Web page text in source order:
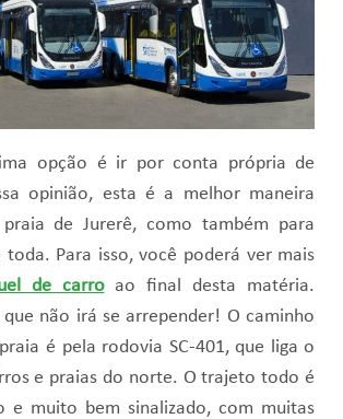
opção é ir por conta própria de
opinião, esta é a melhor maneira
de Jurerê, como também para
toda. Para isso, você poderá ver mais
de carroao final desta matéria.
que não irá se arrepender! O caminho
é pela rodovia SC-401, que liga o
e praias do norte. O trajeto todo é
e muito bem sinalizado, com muitas